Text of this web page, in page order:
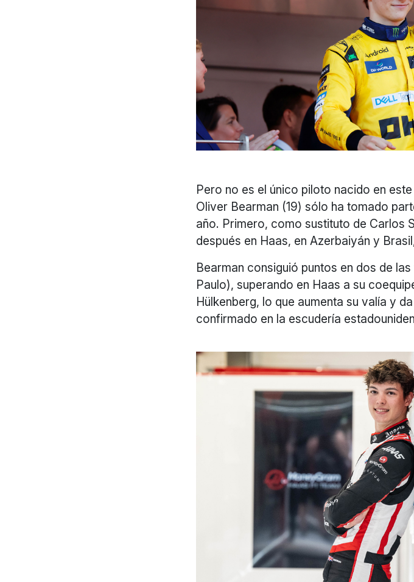
Pero no es el único piloto nacido en
Oliver Bearman (19) sólo ha tomado
año. Primero, como sustituto de Carlos
después en Haas, en Azerbaiyán y
Bearman consiguió puntos en dos de
Paulo), superando en Haas a su
Hülkenberg, lo que aumenta su valía y
confirmado en la escudería